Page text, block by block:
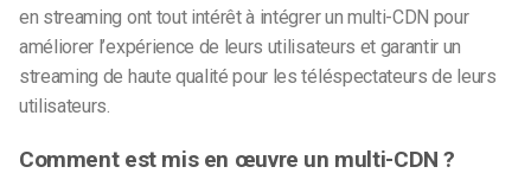
en streaming ont tout intérêt à intégrer un multi-CDN pour
améliorer l’expérience de leurs utilisateurs et garantir un
streaming de haute qualité pour les téléspectateurs de leurs
utilisateurs.
Comment est mis en œuvre un multi-CDN ?